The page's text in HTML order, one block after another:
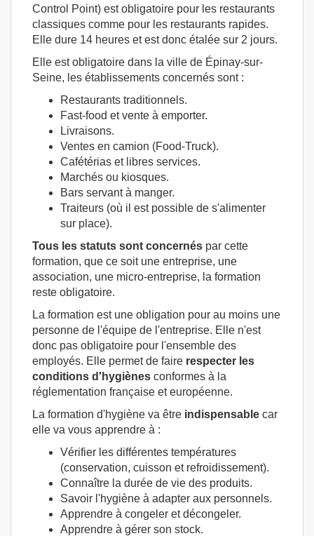
Control Point) est obligatoire pour les restaurants
classiques comme pour les restaurants rapides.
Elle dure 14 heures et est donc étalée sur 2 jours.
Elle est obligatoire dans la ville de Épinay-sur-
Seine, les établissements concernés sont :
Restaurants traditionnels.
Fast-food et vente à emporter.
Livraisons.
Ventes en camion (Food-Truck).
Cafétérias et libres services.
Marchés ou kiosques.
Bars servant à manger.
Traiteurs (où il est possible de s'alimenter
sur place).
Tous les statuts sont concernés par cette
formation, que ce soit une entreprise, une
association, une micro-entreprise, la formation
reste obligatoire.
La formation est une obligation pour au moins une
personne de l'équipe de l'entreprise. Elle n'est
donc pas obligatoire pour l'ensemble des
employés. Elle permet de faire respecter les
conditions d'hygiènes conformes à la
réglementation française et européenne.
La formation d'hygiène va être indispensable car
elle va vous apprendre à :
Vérifier les différentes températures
(conservation, cuisson et refroidissement).
Connaître la durée de vie des produits.
Savoir l'hygiène à adapter aux personnels.
Apprendre à congeler et décongeler.
Apprendre à gérer son stock.